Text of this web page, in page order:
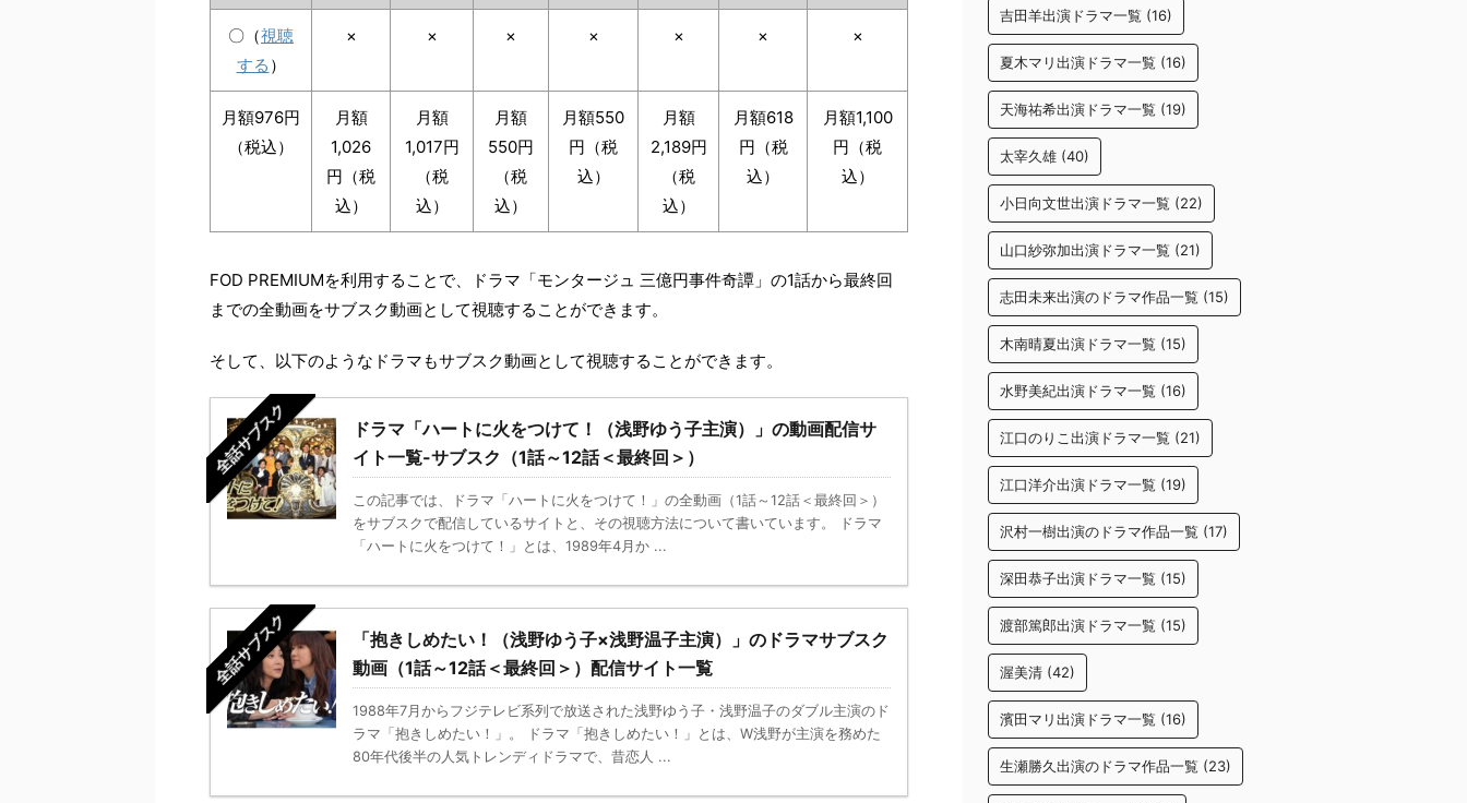
〇（視聴
する ）
× × × × × × ×
月額976円
（税込）
月額
1,026
円（税
込）
月額
1,017円
（税
込）
月額
550円
（税
込）
月額550
円（税
込）
月額
2,189円
（税
込）
月額618
円（税
込）
月額1,100
円（税
込）
FOD PREMIUMを利用することで、ドラマ「モンタージュ 三億円事件奇譚」の1話から最終回
までの全動画をサブスク動画として視聴することができます。
そして、以下のようなドラマもサブスク動画として視聴することができます。
全話サブスク
ドラマ「ハートに火をつけて！（浅野ゆう子主演）」の動画配信サ
イト一覧-サブスク（1話～12話＜最終回＞）
この記事では、ドラマ「ハートに火をつけて！」の全動画（1話～12話＜最終回＞）
をサブスクで配信しているサイトと、その視聴方法について書いています。 ドラマ
「ハートに火をつけて！」とは、1989年4月か ...
全話サブスク
「抱きしめたい！（浅野ゆう子×浅野温子主演）」のドラマサブスク
動画（1話～12話＜最終回＞）配信サイト一覧
1988年7月からフジテレビ系列で放送された浅野ゆう子・浅野温子のダブル主演のド
ラマ「抱きしめたい！」。 ドラマ「抱きしめたい！」とは、W浅野が主演を務めた
80年代後半の人気トレンディドラマで、昔恋人 ...
吉田羊出演ドラマ一覧 (16)
夏木マリ出演ドラマ一覧 (16)
天海祐希出演ドラマ一覧 (19)
太宰久雄 (40)
小日向文世出演ドラマ一覧 (22)
山口紗弥加出演ドラマ一覧 (21)
志田未来出演のドラマ作品一覧 (15)
木南晴夏出演ドラマ一覧 (15)
水野美紀出演ドラマ一覧 (16)
江口のりこ出演ドラマ一覧 (21)
江口洋介出演ドラマ一覧 (19)
沢村一樹出演のドラマ作品一覧 (17)
深田恭子出演ドラマ一覧 (15)
渡部篤郎出演ドラマ一覧 (15)
渥美清 (42)
濱田マリ出演ドラマ一覧 (16)
生瀬勝久出演のドラマ作品一覧 (23)